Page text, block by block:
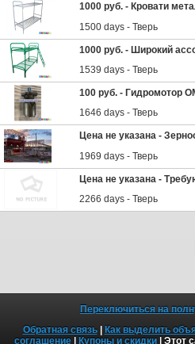
1000 руб. - Кровати
1500 days - Тверь
1000 руб. - Широкий
1539 days - Тверь
100 руб. - Гидромотор
1646 days - Тверь
Цена не указана -
1969 days - Тверь
Цена не указана - Требуются
2266 days - Тверь
Переключиться на
Обратная связь| Как выделить
соглашение
Купоны и скидки | Этот